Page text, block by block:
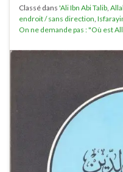
Classé dans 'Ali Ibn Abi Talib
endroit / sans direction
On ne demande pas : "Où est